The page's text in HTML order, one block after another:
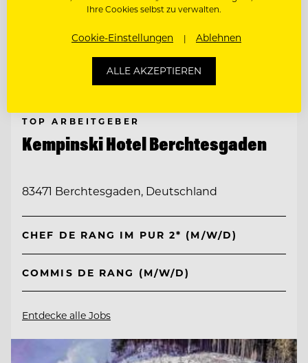
TOP ARBEITGEBER
Kempinski Hotel Berchtesgaden
83471 Berchtesgaden, Deutschland
CHEF DE RANG IM PUR 2* (M/W/D)
COMMIS DE RANG (M/W/D)
Entdecke alle Jobs
Ihre Cookies selbst zu verwalten.
Cookie-Einstellungen Ablehnen
ALLE AKZEPTIEREN